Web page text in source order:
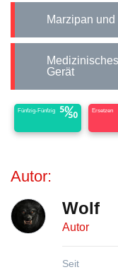
Marzipan
Medizinisches und sicherheitstechnisches
Gerät
Fünfzig-Fünfzig Ersetzen
Autor:
Wolf
Autor
Seit